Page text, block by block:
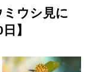
ウシ見に
】